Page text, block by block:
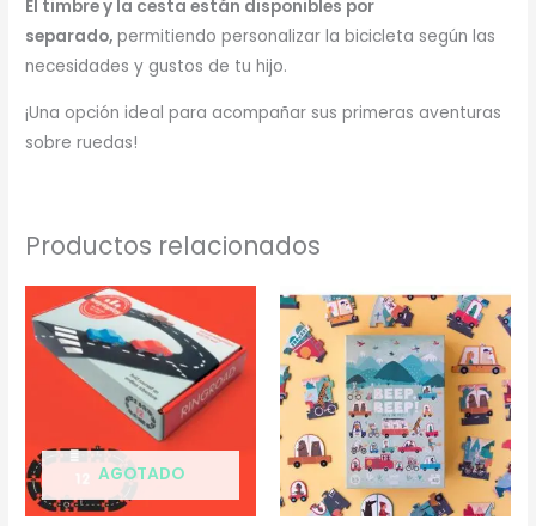
El timbre y la cesta están disponibles por
separado, permitiendo personalizar la bicicleta según las
necesidades y gustos de tu hijo.
¡Una opción ideal para acompañar sus primeras aventuras
sobre ruedas!
Productos relacionados
AGOTADO